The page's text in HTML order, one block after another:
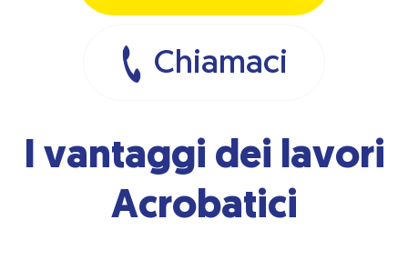
Chiamaci
I vantaggi dei lavori
Acrobatici